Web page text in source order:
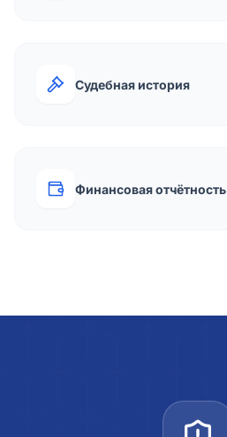
Судебная история
Финансовая отчётность